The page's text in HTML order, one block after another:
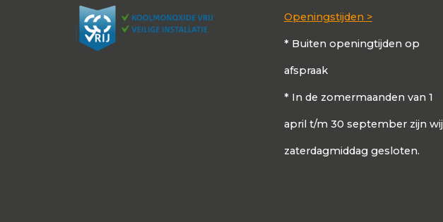
Openingstijden >
* Buiten openingtijden op
afspraak
* In de zomermaanden van 1
april t/m 30 september zijn wij
zaterdagmiddag gesloten.